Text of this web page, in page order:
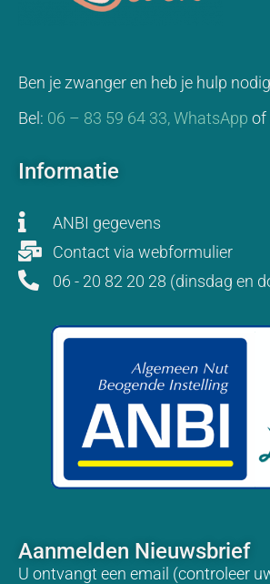
Ben je zwanger en heb je hulp
Bel: 06 – 83 59 64 33,WhatsApp of
Informatie
ANBI gegevens
Contact via webformulier
06 - 20 82 20 28 (dinsdag en
Aanmelden Nieuwsbrief
U ontvangt een email (controleer